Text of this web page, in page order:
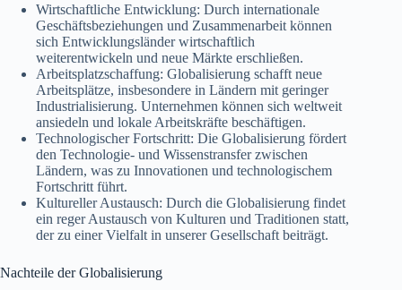
Wirtschaftliche Entwicklung: Durch internationale
Geschäftsbeziehungen und Zusammenarbeit können
sich Entwicklungsländer wirtschaftlich
weiterentwickeln und neue Märkte erschließen.
Arbeitsplatzschaffung: Globalisierung schafft neue
Arbeitsplätze, insbesondere in Ländern mit geringer
Industrialisierung. Unternehmen können sich weltweit
ansiedeln und lokale Arbeitskräfte beschäftigen.
Technologischer Fortschritt: Die Globalisierung fördert
den Technologie- und Wissenstransfer zwischen
Ländern, was zu Innovationen und technologischem
Fortschritt führt.
Kultureller Austausch: Durch die Globalisierung findet
ein reger Austausch von Kulturen und Traditionen statt,
der zu einer Vielfalt in unserer Gesellschaft beiträgt.
Nachteile der Globalisierung